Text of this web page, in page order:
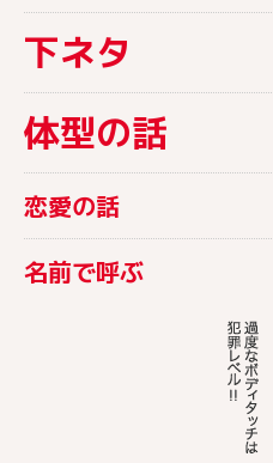
下ネタ
体型の話
恋愛の話
名前で呼ぶ